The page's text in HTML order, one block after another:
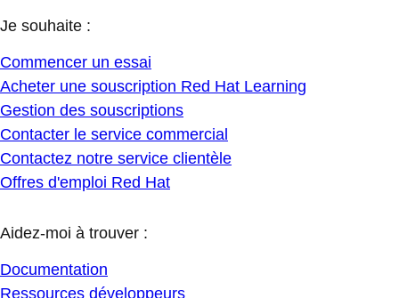
Je souhaite :
Commencer un essai
Acheter une souscription Red Hat Learning
Gestion des souscriptions
Contacter le service commercial
Contactez notre service clientèle
Offres d'emploi Red Hat
Aidez-moi à trouver :
Documentation
Ressources développeurs